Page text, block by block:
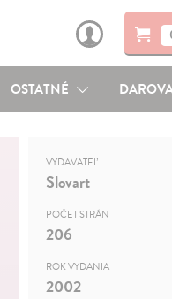
OSTATNÉ
VYDAVATEĽ
Slovart
POČET STRÁN
206
ROK VYDANIA
2002